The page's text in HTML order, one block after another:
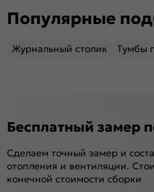
Популярные
Журнальный столик Тумбы
Бесплатный замер
Сделаем точный замер и
отопления и вентиляции.
конечной стоимости сборки